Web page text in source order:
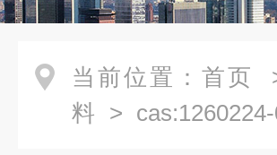
当前位置： 首页
料 >